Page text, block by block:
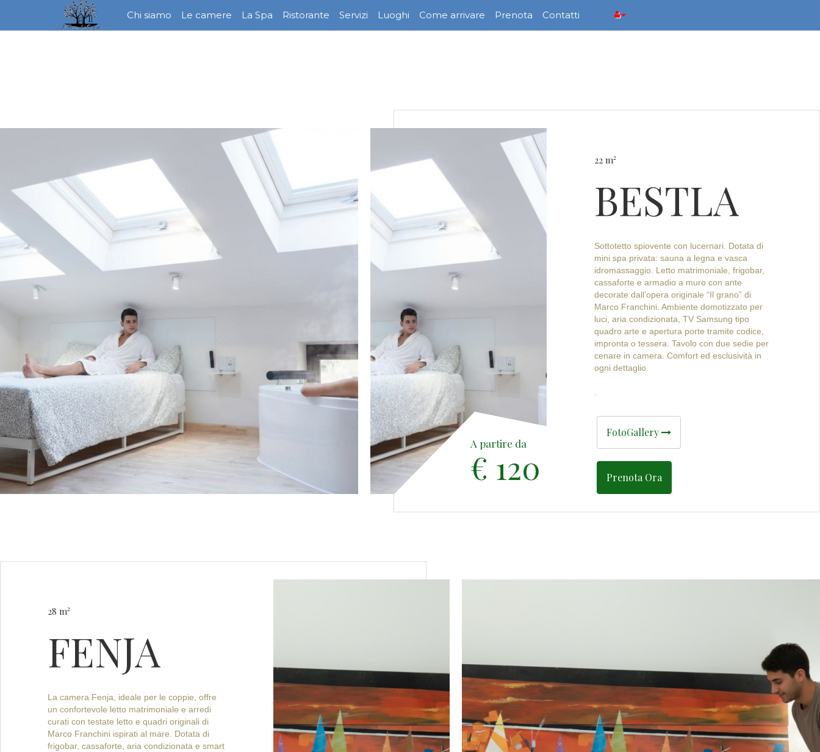
Chi siamo Le camere La Spa Ristorante Servizi Luoghi Come arrivare Prenota Contatti
A partire da
€ 120
22 m2
BESTLA
Sottotetto spiovente con lucernari. Dotata di
mini spa privata: sauna a legna e vasca
idromassaggio. Letto matrimoniale, frigobar,
cassaforte e armadio a muro con ante
decorate dall’opera originale “Il grano” di
Marco Franchini. Ambiente domotizzato per
luci, aria condizionata, TV Samsung tipo
quadro arte e apertura porte tramite codice,
impronta o tessera. Tavolo con due sedie per
cenare in camera. Comfort ed esclusività in
ogni dettaglio.
FotoGallery
Prenota Ora
28 m2
FENJA
La camera Fenja, ideale per le coppie, offre
un confortevole letto matrimoniale e arredi
curati con testate letto e quadri originali di
Marco Franchini ispirati al mare. Dotata di
frigobar, cassaforte, aria condizionata e smart